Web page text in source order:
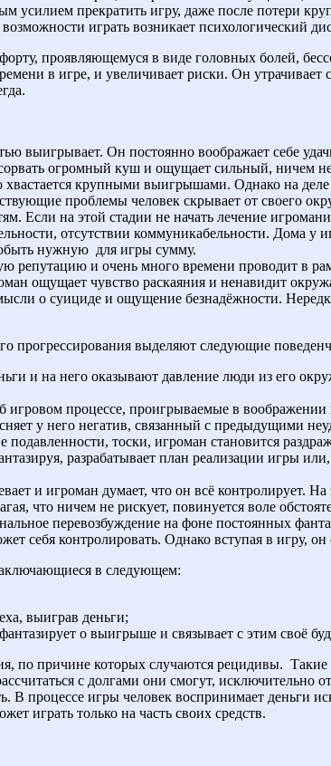
усилием прекратить игру, даже после потери
играть возникает психологический
проявляющемуся в виде головных болей,
в игре, и увеличивает риски. Он утрачивает
выигрывает. Он постоянно воображает себе
сорвать огромный куш и ощущает сильный, ничем
крупными выигрышами. Однако на
проблемы человек скрывает от своего
Если на этой стадии не начать лечение
отсутствии коммуникабельности. Дома у
нужную для игры сумму.
репутацию и очень много времени проводит в
ощущает чувство раскаяния и ненавидит
о суициде и ощущение безнадёжности.
прогрессирования выделяют следующие
и на него оказывают давление люди из его
игровом процессе, проигрываемые в
у него негатив, связанный с предыдущими
тоски, игроман становится
разрабатывает план реализации игры
и игроман думает, что он всё контролирует.
что ничем не рискует, повинуется воле
перевозбуждение на фоне постоянных
себя контролировать. Однако вступая в игру, он
в следующем:
выиграв деньги;
о выигрыше и связывает с этим своё
по причине которых случаются рецидивы. Такие
с долгами они смогут,
В процессе игры человек воспринимает
играть только на часть своих средств.